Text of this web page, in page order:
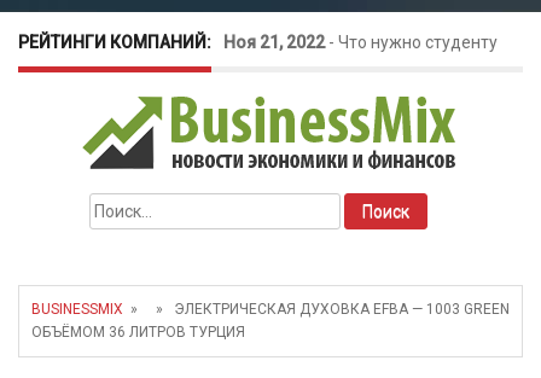
РЕЙТИНГИ КОМПАНИЙ: Ноя 21, 2022- Что нужно студенту
для открытия бизнеса?
Окт 26, 2022-Телефония для
amoCRM: лучшие инструменты для
бизнеса
Май 16, 2022
Найти:
BUSINESSMIX » » ЭЛЕКТРИЧЕСКАЯ ДУХОВКА EFBA — 1003 GREEN
ОБЪЁМОМ 36 ЛИТРОВ ТУРЦИЯ